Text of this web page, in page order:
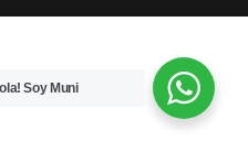
Soy Muni